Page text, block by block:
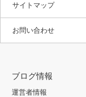
サイトマップ
お問い合わせ
ブログ情報
運営者情報